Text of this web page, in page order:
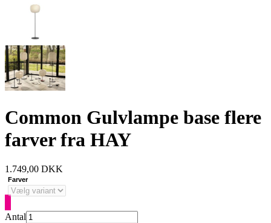
Common Gulvlampe base flere
farver fra HAY
1.749,00 DKK
Farver
Antal